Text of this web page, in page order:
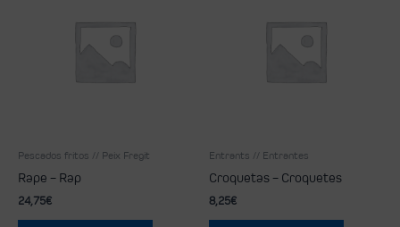
Pescados fritos // Peix Fregit
Rape – Rap
24,75€
Entrants // Entrantes
Croquetas – Croquetes
8,25€